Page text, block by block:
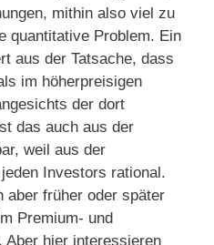
mithin also viel zu
quantitative Problem. Ein
aus der Tatsache, dass
im höherpreisigen
der dort
das auch aus der
weil aus der
Investors rational.
aber früher oder später
Premium- und
Aber hier interessieren